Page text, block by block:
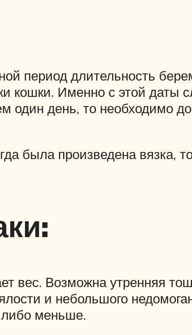
период длительность
кошки. Именно с этой даты
один день, то необходимо
была произведена вязка,
вес. Возможна утренняя
и небольшого
меньше.